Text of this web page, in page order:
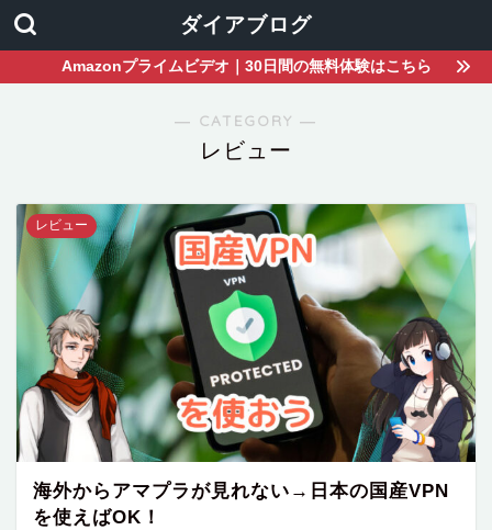
ダイアブログ
Amazonプライムビデオ｜30日間の無料体験はこちら
― CATEGORY ―
レビュー
レビュー
海外からアマプラが見れない→日本の国産VPN
を使えばOK！